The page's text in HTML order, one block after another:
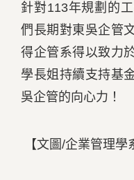
針對113年規劃的
們長期對東吳企管
得企管系得以致力
學長姐持續支持基
吳企管的向心力！
【文圖/企業管理學